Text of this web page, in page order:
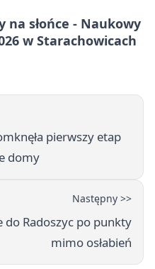
na słońce - Naukowy
w Starachowicach
pierwszy etap
domy
Następny >>
do Radoszyc po punkty
mimo osłabień